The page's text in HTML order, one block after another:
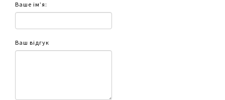
Ваше ім’я:
Ваш відгук